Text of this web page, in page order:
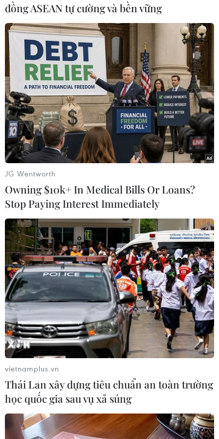
Bộ trưởng Hoàng Tuấn Anh đã tặng tuyển thủ
Võ Huy Toàn, người đã mở tỷ số cho Olympic
Việt Nam nhưng bị chấn thương phải chia tay
ASIAD sớm số tiền 500 USD.
Ngày 20/9, đoàn thể thao Việt Nam sẽ xuất quân
ở hàng loạt môn Kiếm, Rowing, Judo, bắn súng,
cầu mây, cử tạ, Wushu. Trong đó, Hoàng Xuân
Vinh (bắn súng) và Thạch Kim Tuấn (cử tạ) đang
được hy vọng sẽ mang về những tấm huy
chương đầu tiên cho đoàn thể thao Việt Nam./.
#Hàn Quốc #Incheon
#ASIAD 17
#Đoàn Thể thao Việt Nam
#Bắn súng
#HUy chương vàng
Theo dõi VietnamPlus
đồng ASEAN tự cường và bền vững
JG Wentworth
Owning $10k+ In Medical Bills Or Loans?
Stop Paying Interest Immediately
vietnamplus.vn
Thái Lan xây dựng tiêu chuẩn an toàn trường
học quốc gia sau vụ xả súng